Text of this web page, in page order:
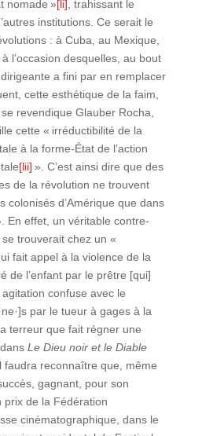
nomade »[li], trahissant le
institutions. Ce serait le
: à Cuba, au Mexique,
l’occasion desquelles, au bout
a fini par en remplacer
cette esthétique de la faim,
revendique Glauber Rocha,
cette « irréductibilité de la
à la forme-État de l’action
[lii] ». C’est ainsi dire que des
de la révolution ne trouvent
colonisés d’Amérique que dans
En effet, un véritable contre-
trouverait chez un «
fait appel à la violence de la
de l’enfant par le prêtre [qui]
confuse avec le
par le tueur à gages à la
terreur que fait régner une
dans Le Dieu noir et le Diable
faudra reconnaître que, même
gagnant, pour son
prix de la Fédération
cinématographique, dans le